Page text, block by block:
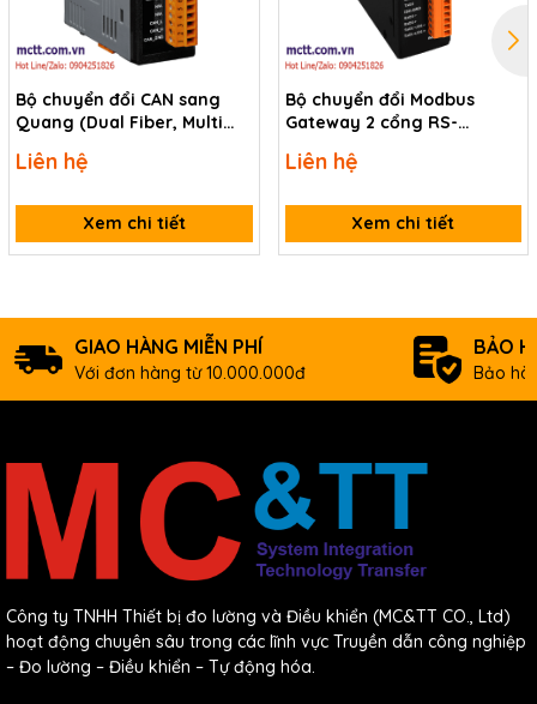
Bộ chuyển đổi CAN sang
Quang (Dual Fiber, Multi
2533-UTA CR
Liên hệ
Xem chi tiết
Bộ chuyển đổi Modbus
Gateway 2 cổng RS-
Ethernet ICP DAS GW-
Liên hệ
Xem chi tiết
GIAO HÀNG MIỄN PHÍ
Với đơn hàng từ 10.000.000đ
BẢO
Bảo
Công ty TNHH Thiết bị đo lường và Điều khiển (MC&TT CO., Ltd)
hoạt động chuyên sâu trong các lĩnh vực Truyền dẫn công nghiệp
– Đo lường – Điều khiển – Tự động hóa.